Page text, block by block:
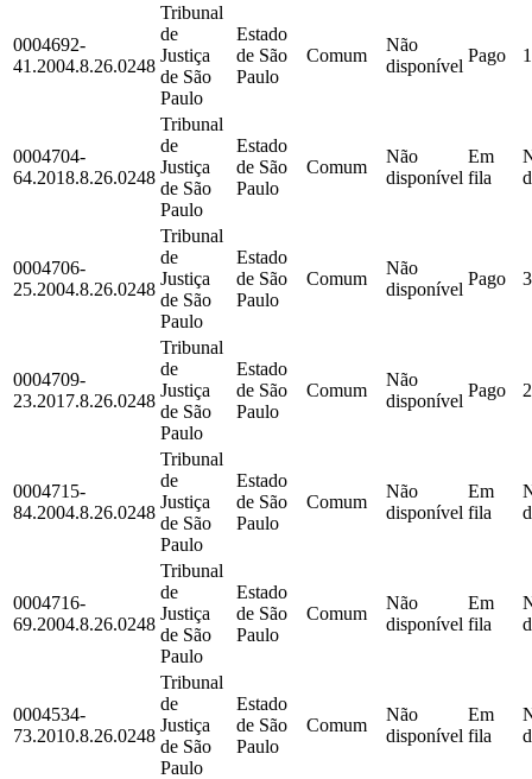
0004692-
41.2004.8.26.0248
Tribunal
de
Justiça
de São
Paulo
Estado
de São
Paulo
Comum
Não
disponível
Pago
0004704-
64.2018.8.26.0248
Tribunal
de
Justiça
de São
Paulo
Estado
de São
Paulo
Comum
Não
disponível
Em
fila
0004706-
25.2004.8.26.0248
Tribunal
de
Justiça
de São
Paulo
Estado
de São
Paulo
Comum
Não
disponível
Pago
0004709-
23.2017.8.26.0248
Tribunal
de
Justiça
de São
Paulo
Estado
de São
Paulo
Comum
Não
disponível
Pago
0004715-
84.2004.8.26.0248
Tribunal
de
Justiça
de São
Paulo
Estado
de São
Paulo
Comum
Não
disponível
Em
fila
0004716-
69.2004.8.26.0248
Tribunal
de
Justiça
de São
Paulo
Estado
de São
Paulo
Comum
Não
disponível
Em
fila
0004534-
73.2010.8.26.0248
Tribunal
de
Justiça
de São
Paulo
Estado
de São
Paulo
Comum
Não
disponível
Em
fila